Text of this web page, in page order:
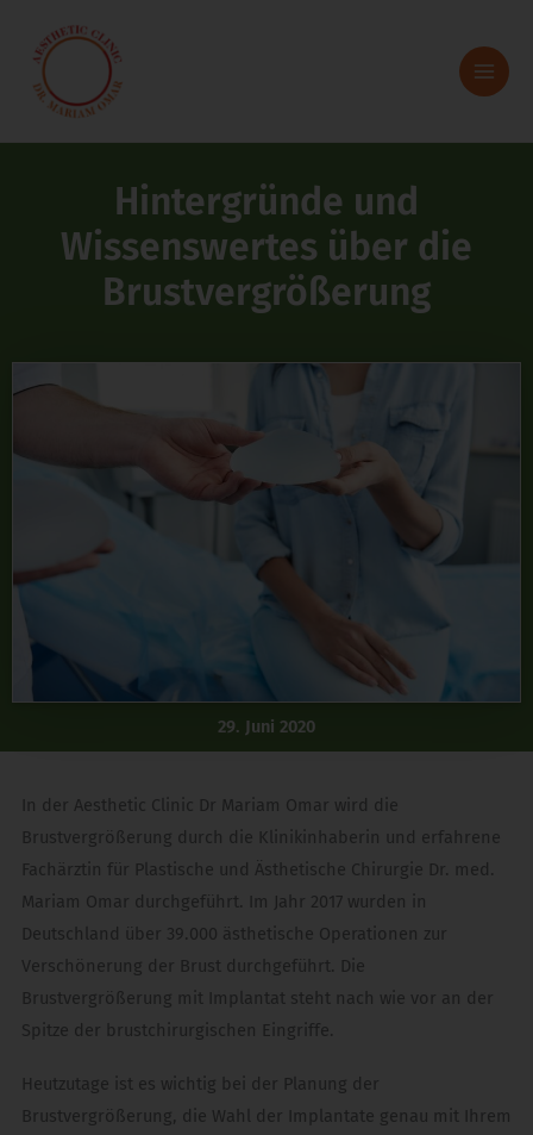
Inhalt
springen
Hintergründe und
Wissenswertes über die
Brustvergrößerung
29. Juni 2020
In der Aesthetic Clinic Dr Mariam Omar wird die
Brustvergrößerung durch die Klinikinhaberin und erfahrene
Fachärztin für Plastische und Ästhetische Chirurgie Dr. med.
Mariam Omar durchgeführt. Im Jahr 2017 wurden in
Deutschland über 39.000 ästhetische Operationen zur
Verschönerung der Brust durchgeführt. Die
Brustvergrößerung mit Implantat steht nach wie vor an der
Spitze der brustchirurgischen Eingriffe.
Heutzutage ist es wichtig bei der Planung der
Brustvergrößerung, die Wahl der Implantate genau mit Ihrem